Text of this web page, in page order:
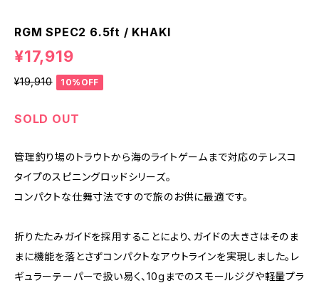
RGM SPEC2 6.5ft / KHAKI
¥17,919
¥19,910 10%OFF
SOLD OUT
管理釣り場のトラウトから海のライトゲームまで対応のテレスコ
タイプのスピニングロッドシリーズ。
コンパクトな仕舞寸法ですので旅のお供に最適です。
折りたたみガイドを採用することにより、ガイドの大きさはそのま
まに機能を落とさずコンパクトなアウトラインを実現しました。レ
ギュラーテーパーで扱い易く、10gまでのスモールジグや軽量プラ